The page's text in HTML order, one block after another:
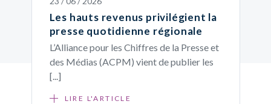
Les hauts revenus privilégient la
presse quotidienne régionale
L’Alliance pour les Chiffres de la Presse et
des Médias (ACPM) vient de publier les
[...]
LIRE L'ARTICLE